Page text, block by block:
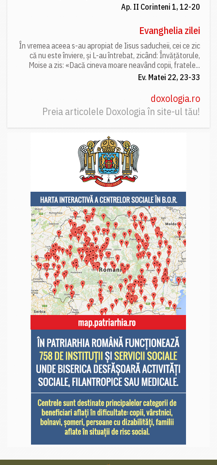
Ap. II Corinteni 1, 12-20
Evanghelia zilei
În vremea aceea s-au apropiat de Iisus saducheii, cei ce zic
că nu este înviere, și L-au întrebat, zicând: Învățătorule,
Moise a zis: «Dacă cineva moare neavând copii, fratele...
Ev. Matei 22, 23-33
doxologia.ro
Preia articolele Doxologia în site-ul tău!